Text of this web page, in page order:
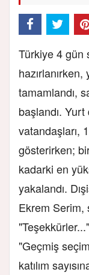
Türkiye 4 gün
tamamlandı,
başlandı. Yurt
vatandaşları,
gösterirken;
kadarki en
yakalandı.
Ekrem Serim,
"Geçmiş
katılım